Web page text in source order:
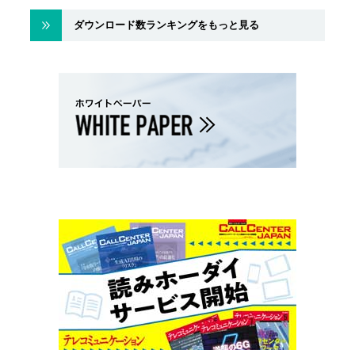
ダウンロード数ランキングをもっと見る